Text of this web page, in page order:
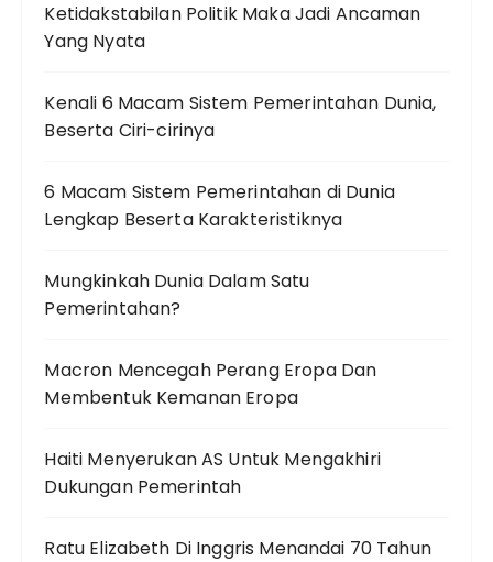
Ketidakstabilan Politik Maka Jadi Ancaman
Yang Nyata
Kenali 6 Macam Sistem Pemerintahan Dunia,
Beserta Ciri-cirinya
6 Macam Sistem Pemerintahan di Dunia
Lengkap Beserta Karakteristiknya
Mungkinkah Dunia Dalam Satu
Pemerintahan?
Macron Mencegah Perang Eropa Dan
Membentuk Kemanan Eropa
Haiti Menyerukan AS Untuk Mengakhiri
Dukungan Pemerintah
Ratu Elizabeth Di Inggris Menandai 70 Tahun